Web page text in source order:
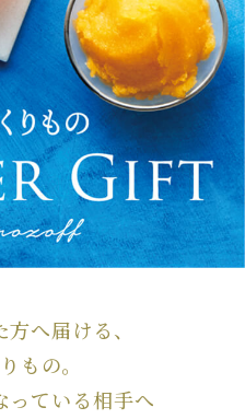
へ届ける、
もの。
っている相手へ